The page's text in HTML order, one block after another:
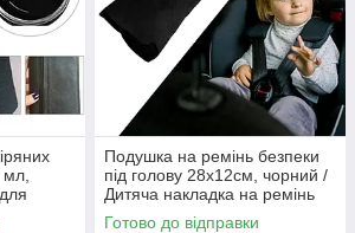
Подушка на ремінь безпеки
під голову 28х12см, чорний /
Дитяча накладка на ремінь
безпеки
Готово до відправки